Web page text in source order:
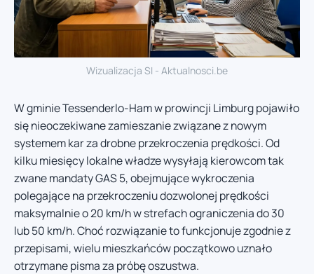
Wizualizacja SI - Aktualnosci.be
W gminie Tessenderlo-Ham w prowincji Limburg pojawiło
się nieoczekiwane zamieszanie związane z nowym
systemem kar za drobne przekroczenia prędkości. Od
kilku miesięcy lokalne władze wysyłają kierowcom tak
zwane mandaty GAS 5, obejmujące wykroczenia
polegające na przekroczeniu dozwolonej prędkości
maksymalnie o 20 km/h w strefach ograniczenia do 30
lub 50 km/h. Choć rozwiązanie to funkcjonuje zgodnie z
przepisami, wielu mieszkańców początkowo uznało
otrzymane pisma za próbę oszustwa.